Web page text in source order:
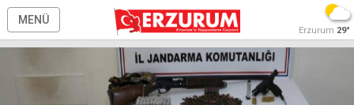
MENÜ
Erzurum 29°